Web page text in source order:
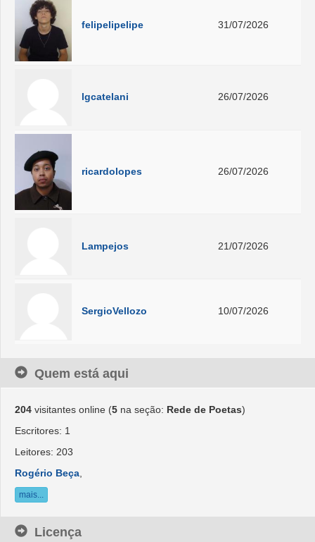
felipelipelipe 31/07/2026
lgcatelani 26/07/2026
ricardolopes 26/07/2026
Lampejos 21/07/2026
SergioVellozo 10/07/2026
Quem está aqui
204 visitantes online (5 na seção: Rede de Poetas)
Escritores: 1
Leitores: 203
Rogério Beça
mais...
Licença